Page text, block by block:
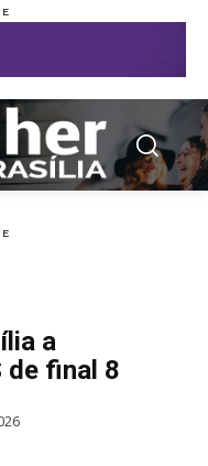
a
de final 8